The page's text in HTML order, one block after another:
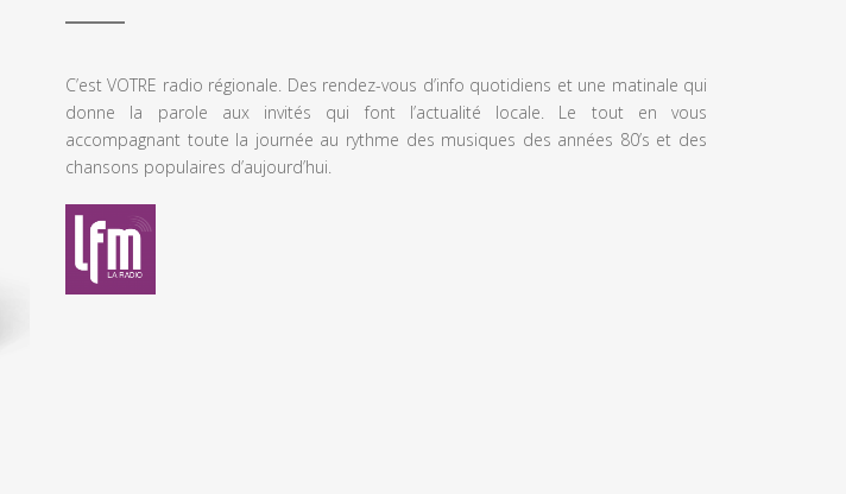
C’est VOTRE radio régionale. Des rendez-vous d’info quotidiens et une matinale qui
donne la parole aux invités qui font l’actualité locale. Le tout en vous
accompagnant toute la journée au rythme des musiques des années 80’s et des
chansons populaires d’aujourd’hui.